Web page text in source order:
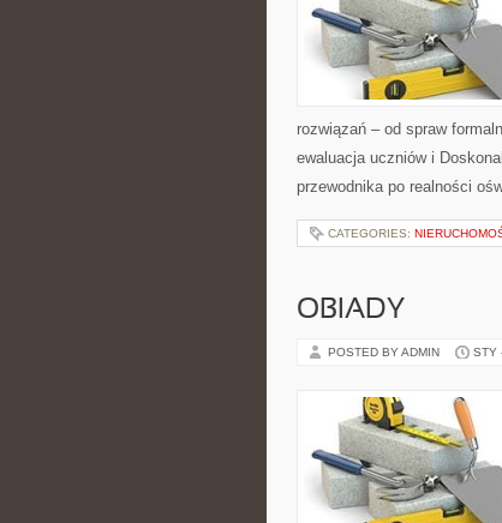
rozwiązań – od spraw
ewaluacja uczniów i
przewodnika po realności
CATEGORIES:
OBIADY
POSTED BY ADMIN STY